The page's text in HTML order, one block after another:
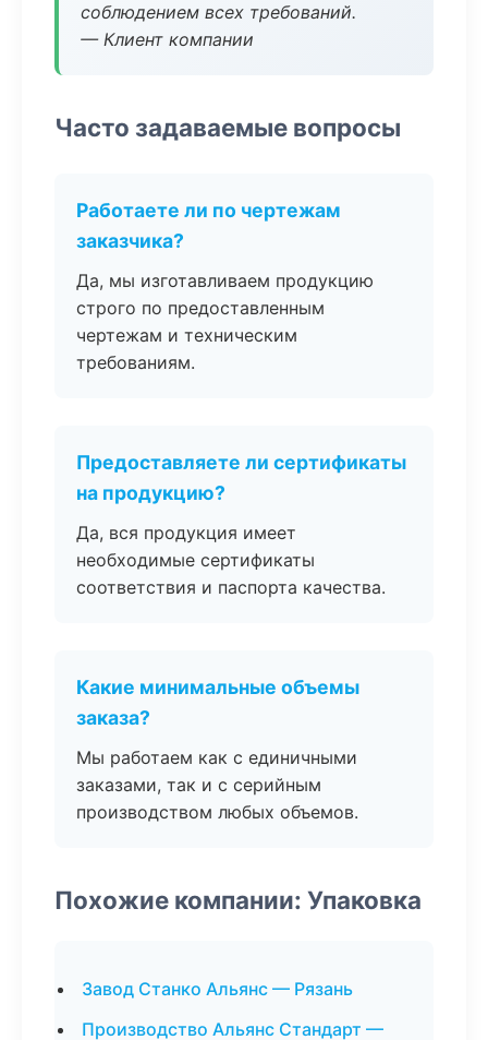
соблюдением всех требований.
— Клиент компании
Часто задаваемые вопросы
Работаете ли по чертежам
заказчика?
Да, мы изготавливаем продукцию
строго по предоставленным
чертежам и техническим
требованиям.
Предоставляете ли сертификаты
на продукцию?
Да, вся продукция имеет
необходимые сертификаты
соответствия и паспорта качества.
Какие минимальные объемы
заказа?
Мы работаем как с единичными
заказами, так и с серийным
производством любых объемов.
Похожие компании: Упаковка
Завод Станко Альянс — Рязань
Производство Альянс Стандарт —